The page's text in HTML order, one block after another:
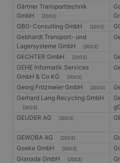
Gärtner Transporttechnik
GmbH
[2003]
GBG-Consulting GmbH [2003]
Gebhardt Transport- und
Lagersysteme GmbH
[2003]
GECHTER GmbH [2003]
GEHE Informatik Services
GmbH & Co KG
[2003]
Georg Fritzmeier GmbH [2003]
Gerhard Lang Recycling GmbH
[2003]
GEUDER AG [2003]
GEWOBA AG [2003]
Goeke GmbH [2003]
Granada GmbH [2003]